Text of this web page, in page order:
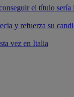
el título
y refuerza su
vez en Italia